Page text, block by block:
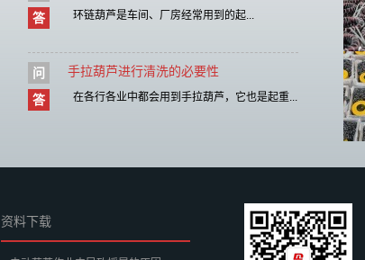
答
环链葫芦是车间、厂房经常用到的起...
问
手拉葫芦进行清洗的必要性
答
在各行各业中都会用到手拉葫芦，它也是起重...
资料下载